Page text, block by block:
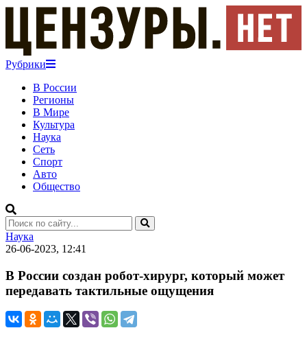
Рубрики
В России
Регионы
В Мире
Культура
Наука
Сеть
Спорт
Авто
Общество
Наука
26-06-2023, 12:41
В России создан робот-хирург, который может
передавать тактильные ощущения